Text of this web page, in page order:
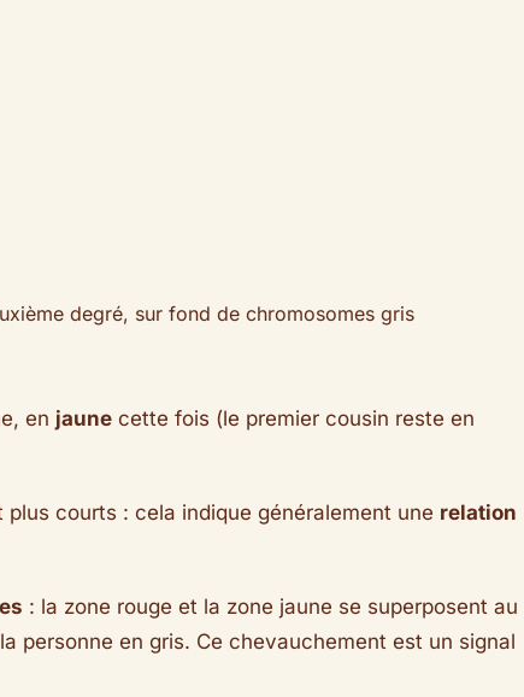
degré, sur fond de chromosomes gris
en jaune cette fois (le premier cousin reste en
plus courts : cela indique généralement une relation
: la zone rouge et la zone jaune se superposent au
personne en gris. Ce chevauchement est un signal